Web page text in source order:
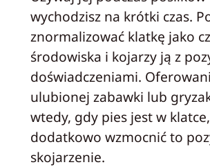
wychodzisz na krótki czas.
znormalizować klatkę jako
środowiska i kojarzy ją z
doświadczeniami.
ulubionej zabawki lub
wtedy, gdy pies jest w
dodatkowo wzmocnić to
skojarzenie.